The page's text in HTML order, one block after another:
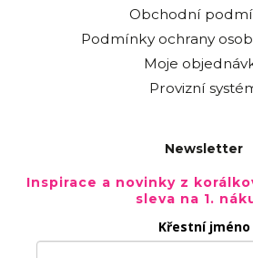
Obchodní
Podmínky ochrany
Moje
Provizní
Newsletter
Inspirace a novinky z
sleva na 1.
Křestní jméno